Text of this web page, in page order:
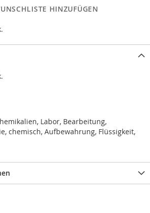
HINZUFÜGEN
Labor, Bearbeitung,
chemisch, Aufbewahrung, Flüssigkeit,